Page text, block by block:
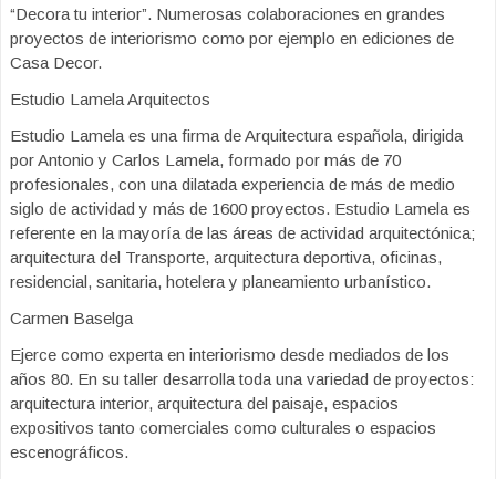
“Decora tu interior”. Numerosas colaboraciones en grandes
proyectos de interiorismo como por ejemplo en ediciones de
Casa Decor.
Estudio Lamela Arquitectos
Estudio Lamela es una firma de Arquitectura española, dirigida
por Antonio y Carlos Lamela, formado por más de 70
profesionales, con una dilatada experiencia de más de medio
siglo de actividad y más de 1600 proyectos. Estudio Lamela es
referente en la mayoría de las áreas de actividad arquitectónica;
arquitectura del Transporte, arquitectura deportiva, oficinas,
residencial, sanitaria, hotelera y planeamiento urbanístico.
Carmen Baselga
Ejerce como experta en interiorismo desde mediados de los
años 80. En su taller desarrolla toda una variedad de proyectos:
arquitectura interior, arquitectura del paisaje, espacios
expositivos tanto comerciales como culturales o espacios
escenográficos.